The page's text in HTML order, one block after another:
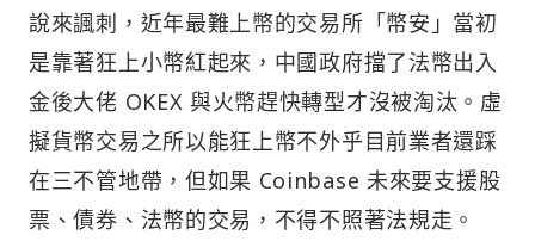
說來諷刺，近年最難上幣的交易所「幣安」當初
是靠著狂上小幣紅起來，中國政府擋了法幣出入
金後大佬 OKEX 與火幣趕快轉型才沒被淘汰。虛
擬貨幣交易之所以能狂上幣不外乎目前業者還踩
在三不管地帶，但如果 Coinbase 未來要支援股
票、債券、法幣的交易，不得不照著法規走。